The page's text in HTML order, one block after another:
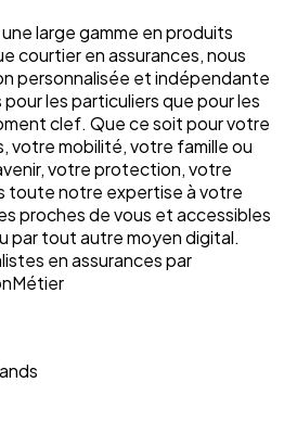
large gamme en produits
courtier en assurances, nous
personnalisée et indépendante
les particuliers que pour les
clef. Que ce soit pour votre
votre mobilité, votre famille ou
votre protection, votre
toute notre expertise à votre
proches de vous et accessibles
par tout autre moyen digital.
en assurances par